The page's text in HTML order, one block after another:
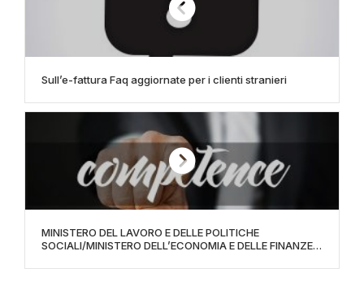
Sull’e-fattura Faq aggiornate per i clienti stranieri
MINISTERO DEL LAVORO E DELLE POLITICHE
SOCIALI/MINISTERO DELL’ECONOMIA E DELLE FINANZE –